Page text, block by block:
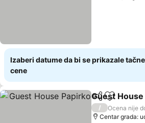
Izaberi datume da bi se prikazale tačne
cene
Deli Dodati
Guest
/
Ocena nije
Centar grada: